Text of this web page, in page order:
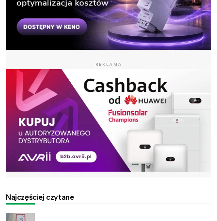
REKLAMA
Najczęściej czytane